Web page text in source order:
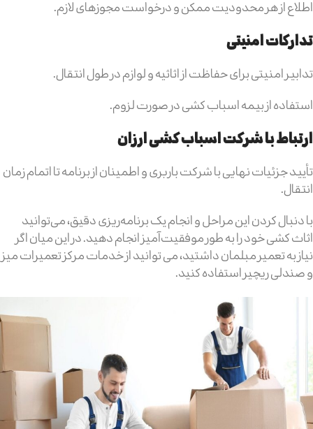
اطلاع از هر محدودیت ممکن و درخواست مجوزهای لازم.
تدارکات امنیتی
تدابیر امنیتی برای حفاظت از اثاثیه و لوازم در طول انتقال.
استفاده از بیمه اسباب کشی در صورت لزوم.
ارتباط با شرکت اسباب کشی ارزان
تأیید جزئیات نهایی با شرکت باربری و اطمینان از برنامه تا اتمام زمان
انتقال.
با دنبال کردن این مراحل و انجام یک برنامه‌ریزی دقیق، می‌توانید
اثاث کشی خود را به طور موفقیت‌آمیز انجام دهید. در این میان اگر
نیاز به تعمیر مبلمان داشتید، می توانید از خدمات مرکز تعمیرات میز
و صندلی ریچیر استفاده کنید.